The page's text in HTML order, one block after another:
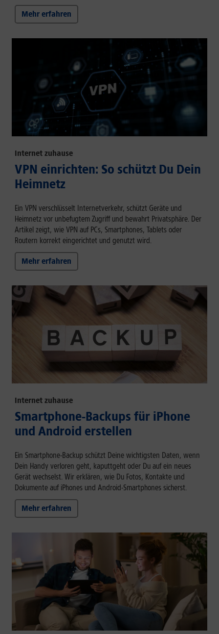
Mehr erfahren
Internet zuhause
VPN einrichten: So schützt Du Dein
Heimnetz
Ein VPN verschlüsselt Internetverkehr, schützt Geräte und
Heimnetz vor unbefugtem Zugriff und bewahrt Privatsphäre. Der
Artikel zeigt, wie VPN auf PCs, Smartphones, Tablets oder
Routern korrekt eingerichtet und genutzt wird.
Mehr erfahren
Internet zuhause
Smartphone-Backups für iPhone
und Android erstellen
Ein Smartphone-Backup schützt Deine wichtigsten Daten, wenn
Dein Handy verloren geht, kaputtgeht oder Du auf ein neues
Gerät wechselst. Wir erklären, wie Du Fotos, Kontakte und
Dokumente auf iPhones und Android-Smartphones sicherst.
Mehr erfahren